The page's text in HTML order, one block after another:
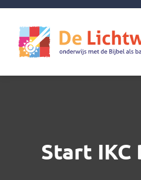
Start IKC